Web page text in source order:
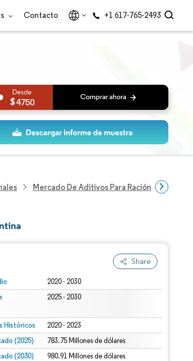
Contacto +1 617-765-2493
4750
Mercado De Aditivos Para Ración De
Share
2020 - 2030
2025 - 2030
Históricos 2020 - 2023
(2025) 783.75 Millones de dólares
(2030) 980.91 Millones de dólares